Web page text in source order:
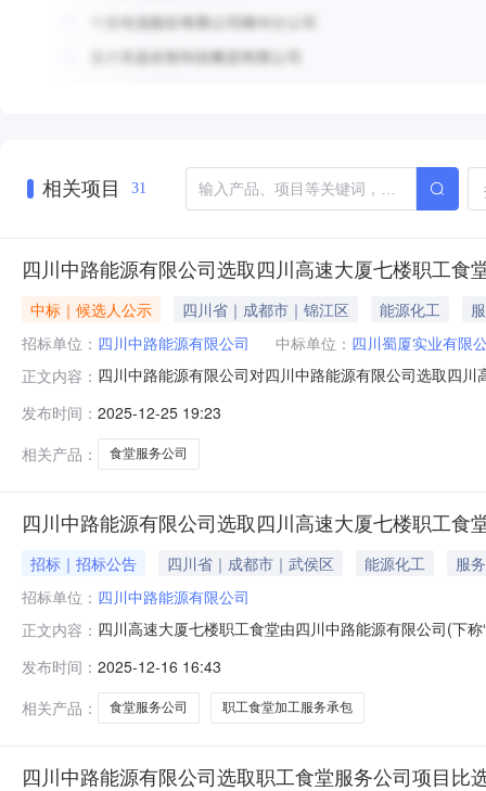
相关项目 31
四川中路能源有限公司选取四川高速大厦七楼职工食
中标｜候选人公示 四川省｜成都市｜锦江区 能源化工
招标单位： 四川中路能源有限公司 中标单位： 四川蜀厦实业有限
正文内容： 四川中路能源有限公司对四川中路能源有限公司选取四
第一中标候选人:四川蜀厦实业有限公司第二中标候选人:
司http://ww
发布时间： 2025-12-25 19:23
相关产品：
食堂服务公司
四川中路能源有限公司选取四川高速大厦七楼职工食
招标｜招标公告 四川省｜成都市｜武侯区 能源化工
服务
招标单位： 四川中路能源有限公司
正文内容： 四川高速大厦七楼职工食堂由四川中路能源有限公司(下
公司为搭伙关系。各搭伙公司根据中标情况，分别与服
比选。现将比选有关事宜告知如下：一、项
发布时间： 2025-12-16 16:43
相关产品：
食堂服务公司 职工食堂加工服务承包
四川中路能源有限公司选取职工食堂服务公司项目比